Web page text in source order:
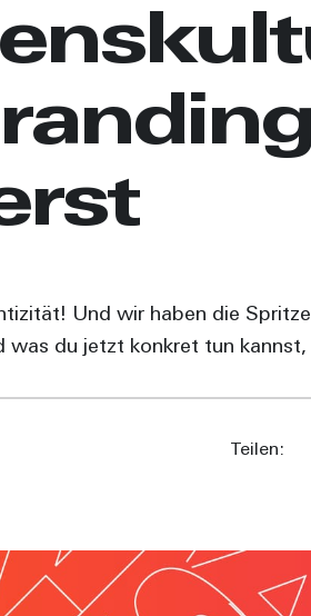
Und wir haben die
du jetzt konkret tun
Teilen: